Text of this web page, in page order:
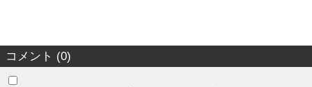
コメント (0)